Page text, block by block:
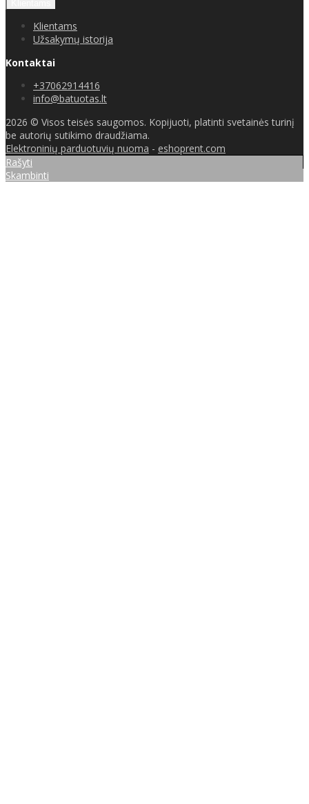
Klientams
Užsakymų istorija
Kontaktai
+37062914416
info@batuotas.lt
2026 © Visos teisės saugomos. Kopijuoti, platinti svetainės turinį
be autorių sutikimo draudžiama.
Elektroninių parduotuvių nuoma - eshoprent.com
Rašyti
Skambinti